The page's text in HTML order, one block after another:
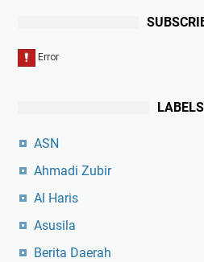
LABELS
ASN
Ahmadi Zubir
Al Haris
Asusila
Berita Daerah